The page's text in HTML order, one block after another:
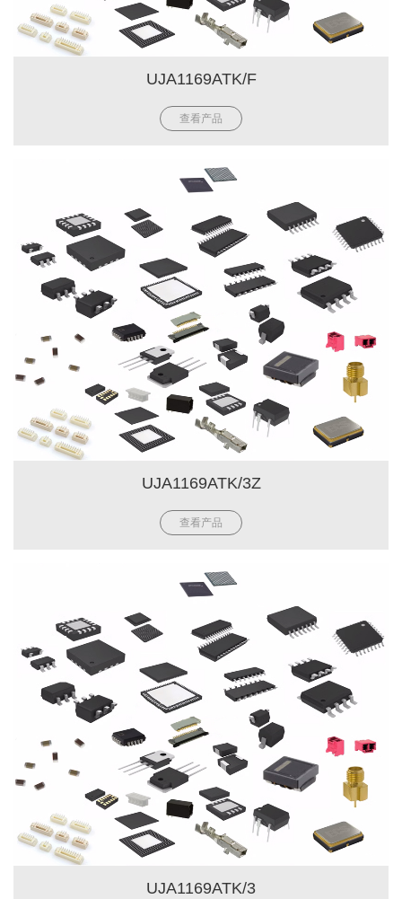
UJA1169ATK/F
查看产品
UJA1169ATK/3Z
查看产品
UJA1169ATK/3